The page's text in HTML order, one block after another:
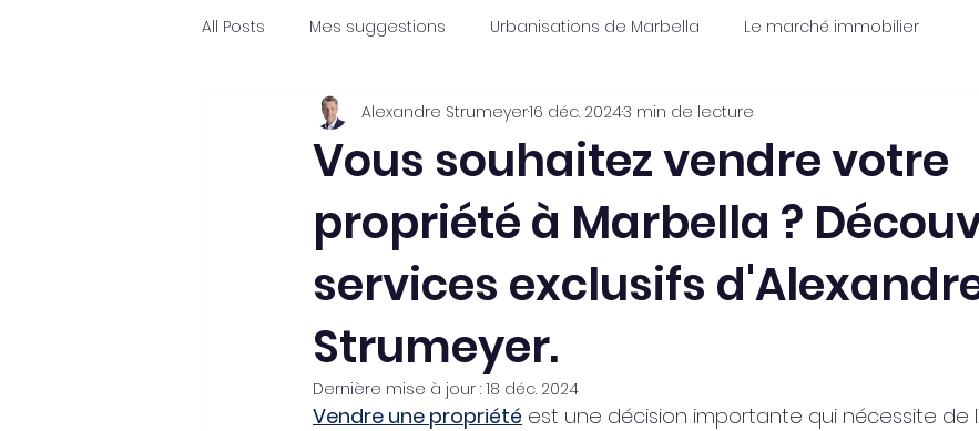
All Posts Mes suggestions Urbanisations de Marbella Le marché immobilier
Procédures d'achat et de vente Estimation Gratuite Sélection de propriétés
Property management et rénovation
Vous souhaitez vendre votre
propriété à Marbella ?
services exclusifs
Strumeyer.
Alexandre Strumeyer16 déc. 20243 min de lecture
Dernière mise à jour : 18 déc. 2024
Vendre une propriété est une décision importante qui nécessite de